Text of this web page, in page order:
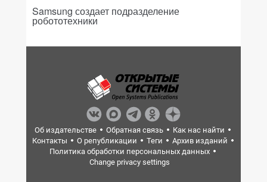
Samsung создает подразделение
робототехники
Об издательстве Обратная связь
Как нас найти
Контакты
О републикации Теги
Архив изданий
Политика обработки персональных данных
Change privacy settings